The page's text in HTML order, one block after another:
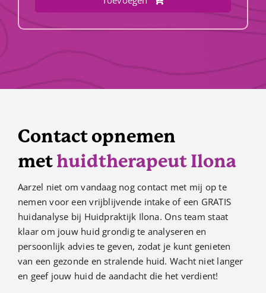
Contact opnemen
methuidtherapeut Ilona
Aarzel niet om vandaag nog contact met mij op te
nemen voor een vrijblijvende intake of een GRATIS
huidanalyse bij Huidpraktijk Ilona. Ons team staat
klaar om jouw huid grondig te analyseren en
persoonlijk advies te geven, zodat je kunt genieten
van een gezonde en stralende huid. Wacht niet langer
en geef jouw huid de aandacht die het verdient!